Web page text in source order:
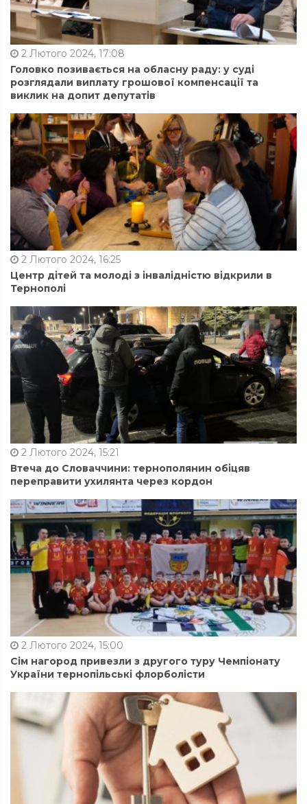
2 Лютого 2024, 17:08
Головко позивається на обласну раду: у суді
розглядали виплату грошової компенсації та
виклик на допит депутатів
2 Лютого 2024, 16:25
Центр дітей та молоді з інвалідністю відкрили в
Тернополі
2 Лютого 2024, 15:21
Втеча до Словаччини: тернополянин обіцяв
переправити ухилянта через кордон
2 Лютого 2024, 15:00
Сім нагород привезли з другого туру Чемпіонату
України тернопільські флорболісти